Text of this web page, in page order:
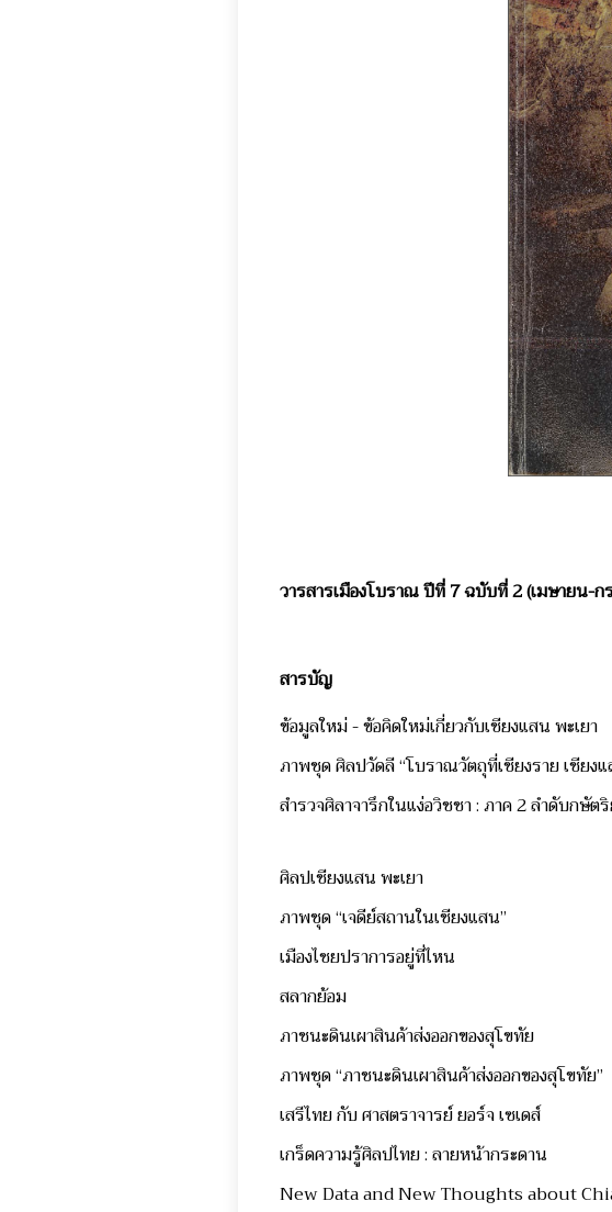
วารสารเมืองโบราณ ปีที่ 7 ฉบับที่ 2 (เมษายน-
สารบัญ
ข้อมูลใหม่ - ข้อคิดใหม่เกี่ยวกับเชียงแสน พะเยา
ภาพชุด ศิลปวัดลี “โบราณวัตถุที่เชียงราย เชียงแ
สำรวจศิลาจารึกในแง่อวิชชา : ภาค 2 ลำดับกษั
ศิลปเชียงแสน พะเยา
ภาพชุด “เจดีย์สถานในเชียงแสน”
เมืองไชยปราการอยู่ที่ไหน
สลากย้อม
ภาชนะดินเผาสินค้าส่งออกของสุโขทัย
ภาพชุด “ภาชนะดินเผาสินค้าส่งออกของสุโขทัย”
เสรีไทย กับ ศาสตราจารย์ ยอร์จ เซเดส์
เกร็ดความรู้ศิลปไทย : ลายหน้ากระดาน
New Data and New Thoughts about